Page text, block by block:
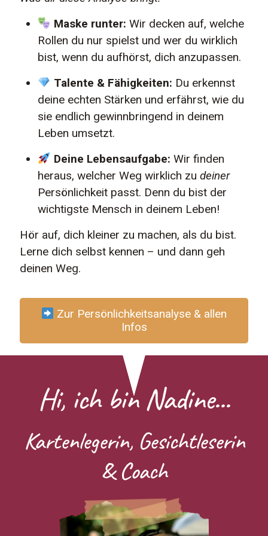
Maske runter: Wir decken auf, welche
Rollen du nur spielst und wer du wirklich
bist, wenn du aufhörst, dich anzupassen.
Talente & Fähigkeiten: Du erkennst
deine echten Stärken und erfährst, wie du
sie endlich gewinnbringend in deinem
Leben umsetzt.
Deine Lebensaufgabe: Wir finden
heraus, welcher Weg wirklich zu deiner
Persönlichkeit passt. Denn du bist der
wichtigste Mensch in deinem Leben!
Hör auf, dich kleiner zu machen, als du bist.
Lerne dich selbst kennen – und dann geh
deinen Weg.
Zur Persönlichkeitsanalyse & allen
Infos
Hi, ich bin Nadine...
Kartenlegerin, Gesichtleserin
& Coach